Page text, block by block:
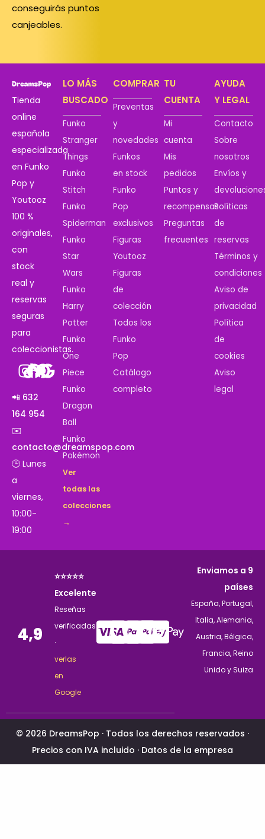
conseguirás puntos
canjeables.
Tienda
online
española
especializada
en Funko
Pop y
Youtooz
100 %
originales,
con
stock
real y
reservas
seguras
para
coleccionistas.
📲 632
164 954
✉️
contacto@dreamspop.com
🕒 Lunes
a
viernes,
10:00-
19:00
LO MÁS
BUSCADO
Funko
Stranger
Things
Funko
Stitch
Funko
Spiderman
Funko
Star
Wars
Funko
Harry
Potter
Funko
One
Piece
Funko
Dragon
Ball
Funko
Pokémon
Ver
todas las
colecciones
→
COMPRAR
Preventas
y
novedades
Funkos
en stock
Funko
Pop
exclusivos
Figuras
Youtooz
Figuras
de
colección
Todos los
Funko
Pop
Catálogo
completo
TU
CUENTA
Mi
cuenta
Mis
pedidos
Puntos y
recompensas
Preguntas
frecuentes
AYUDA
Y LEGAL
Contacto
Sobre
nosotros
Envíos y
Políticas
de
reservas
Términos y
condiciones
Aviso de
privacidad
Política
de
cookies
Aviso
legal
4,9
⭐⭐⭐⭐⭐
Excelente
Reseñas
verificadas
·
verlas
en
Google
Enviamos a 9
países
España, Portugal,
Italia, Alemania,
Austria, Bélgica,
Francia, Reino
Unido y Suiza
© 2026 DreamsPop · Todos los derechos reservados ·
Precios con IVA incluido · Datos de la empresa